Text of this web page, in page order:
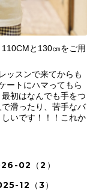
と130㎝をご用
ッスンで来てからも
ートにハマってもら
初はなんでも手をつ
滑ったり、苦手なバ
いです！！！これか
02（2）
12（3）